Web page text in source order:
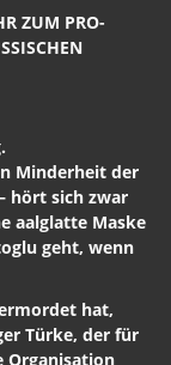
ZUM PRO-
Minderheit der
hört sich zwar
aalglatte Maske
geht, wenn
hat,
Türke, der für
Organisation